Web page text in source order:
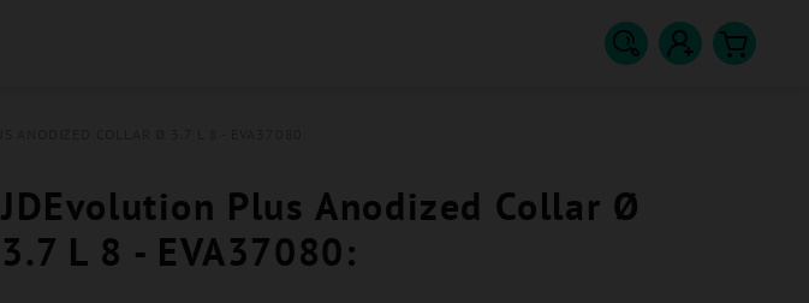
JDEvolution Plus Anodized Collar Ø
3.7 L 8 - EVA37080: